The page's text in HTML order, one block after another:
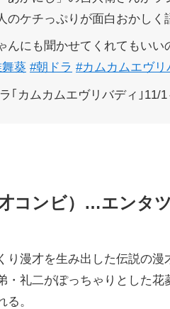
のケチっぷりが面白おかし
んにも聞かせてくれてもいい
葵 #朝ドラ #カムカムエヴリ
｢カムカムエヴリバディ｣11/1
コンビ）…エンタ
り漫才を生み出した伝説の
・礼二がぽっちゃりとした
る。